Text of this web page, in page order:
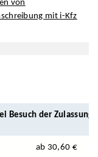
von
mit i-Kfz
Besuch der
ab 30,60 €